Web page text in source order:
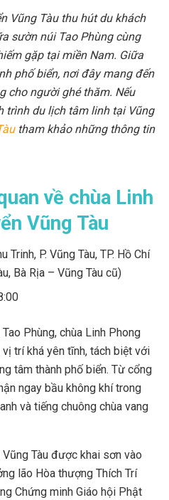
Vũng Tàu thu hút du khách
sườn núi Tao Phùng cùng
gặp tại miền Nam. Giữa
phố biển, nơi đây mang đến
cho người ghé thăm. Nếu
trình du lịch tâm linh tại Vũng
tham khảo những thông tin
về chùa Linh
Vũng Tàu
Trinh, P. Vũng Tàu, TP. Hồ Chí
Bà Rịa – Vũng Tàu cũ)
Phùng, chùa Linh Phong
trí khá yên tĩnh, tách biệt với
tâm thành phố biển. Từ cổng
ngay bầu không khí trong
và tiếng chuông chùa vang
Tàu được khai sơn vào
lão Hòa thượng Thích Trí
Chứng minh Giáo hội Phật